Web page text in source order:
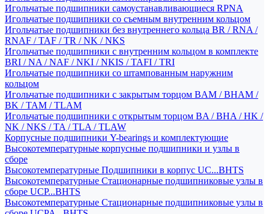
Игольчатые подшипники самоустанавливающиеся RPNA
Игольчатые подшипники со съемным внутренним кольцом
Игольчатые подшипники без внутреннего кольца BR / RNA /
RNAF / TAF / TR / NK / NKS
Игольчатые подшипники с внутренним кольцом в комплекте
BRI / NA / NAF / NKI / NKIS / TAFI / TRI
Игольчатые подшипники со штампованным наружним
кольцом
Игольчатые подшипники с закрытым торцом BAM / BHAM /
BK / TAM / TLAM
Игольчатые подшипники с открытым торцом BA / BHA / HK /
NK / NKS / TA / TLA / TLAW
Корпусные подшипники Y-bearings и комплектующие
Высокотемпературные корпусные подшипники и узлы в
сборе
Высокотемпературные Подшипники в корпус UC...BHTS
Высокотемпературные Стационарные подшипниковые узлы в
сборе UCP...BHTS
Высокотемпературные Стационарные подшипниковые узлы в